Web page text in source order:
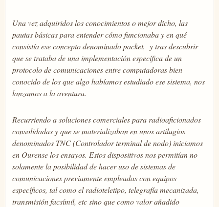
Una vez adquiridos los conocimientos o mejor dicho, las
pautas básicas para entender cómo funcionaba y en qué
consistía ese concepto denominado packet, y tras descubrir
que se trataba de una implementación específica de un
protocolo de comunicaciones entre computadoras bien
conocido de los que algo habíamos estudiado ese sistema, nos
lanzamos a la aventura.
Recurriendo a soluciones comerciales para radioaficionados
consolidadas y que se materializaban en unos artilugios
denominados TNC (Controlador terminal de nodo) iniciamos
en Ourense los ensayos. Estos dispositivos nos permitían no
solamente la posibilidad de hacer uso de sistemas de
comunicaciones previamente empleadas con equipos
específicos, tal como el radioteletipo, telegrafía mecanizada,
transmisión facsímil, etc sino que como valor añadido